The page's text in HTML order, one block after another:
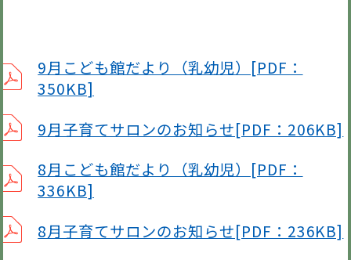
9月こども館だより（乳幼児）[PDF：
350KB]
9月子育てサロンのお知らせ[PDF：206KB]
8月こども館だより（乳幼児）[PDF：
336KB]
8月子育てサロンのお知らせ[PDF：236KB]